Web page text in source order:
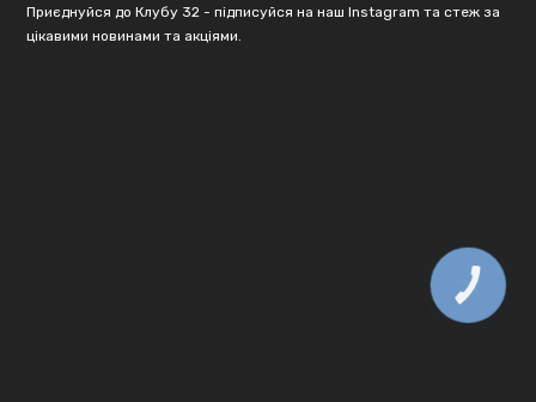
Приєднуйся до Клубу 32 - підписуйся на наш Instagram та стеж за
цікавими новинами та акціями.
КНОПКА
ЗВ'ЯЗКУ